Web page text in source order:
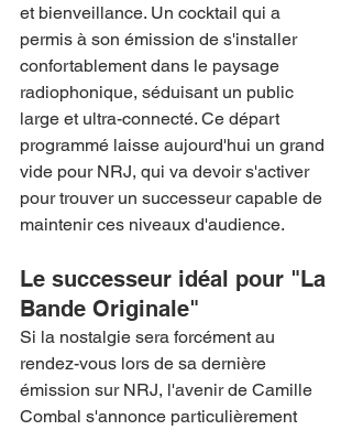
et bienveillance. Un cocktail qui a
permis à son émission de s'installer
confortablement dans le paysage
radiophonique, séduisant un public
large et ultra-connecté. Ce départ
programmé laisse aujourd'hui un grand
vide pour NRJ, qui va devoir s'activer
pour trouver un successeur capable de
maintenir ces niveaux d'audience.
Le successeur idéal pour "La
Bande Originale"
Si la nostalgie sera forcément au
rendez-vous lors de sa dernière
émission sur NRJ, l'avenir de Camille
Combal s'annonce particulièrement